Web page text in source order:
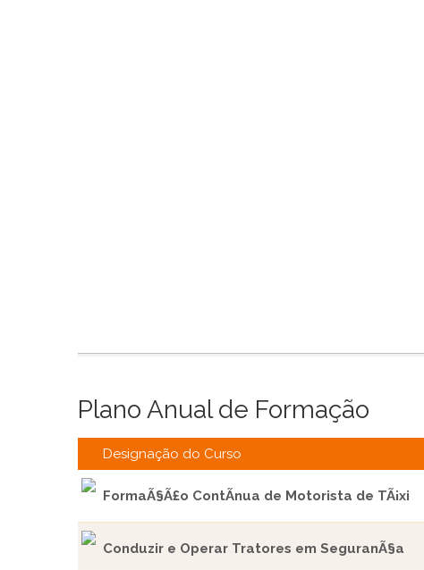
Plano Anual de Formação
Designação do Curso
FormaÃ§Ã£o ContÃ­nua de Motorista de TÃ¡xi
Conduzir e Operar Tratores em SeguranÃ§a